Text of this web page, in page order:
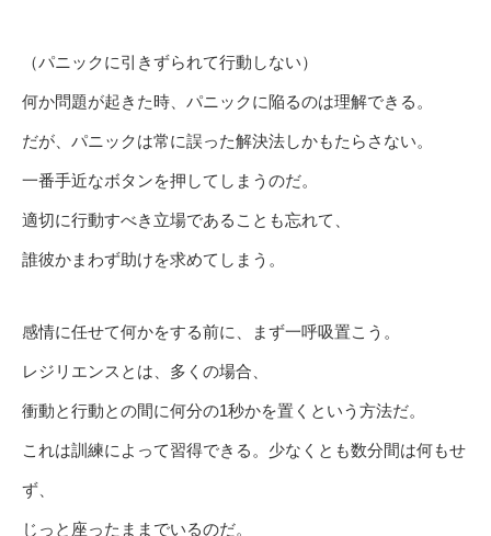
（パニックに引きずられて行動しない）
何か問題が起きた時、パニックに陥るのは理解できる。
だが、パニックは常に誤った解決法しかもたらさない。
一番手近なボタンを押してしまうのだ。
適切に行動すべき立場であることも忘れて、
誰彼かまわず助けを求めてしまう。
感情に任せて何かをする前に、まず一呼吸置こう。
レジリエンスとは、多くの場合、
衝動と行動との間に何分の1秒かを置くという方法だ。
これは訓練によって習得できる。少なくとも数分間は何もせ
ず、
じっと座ったままでいるのだ。